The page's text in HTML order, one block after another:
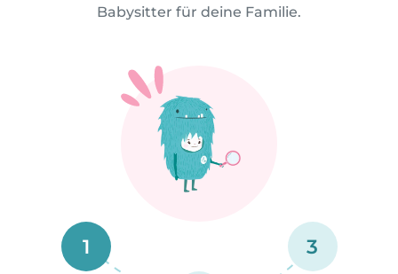
Babysitter für deine Familie.
1 3